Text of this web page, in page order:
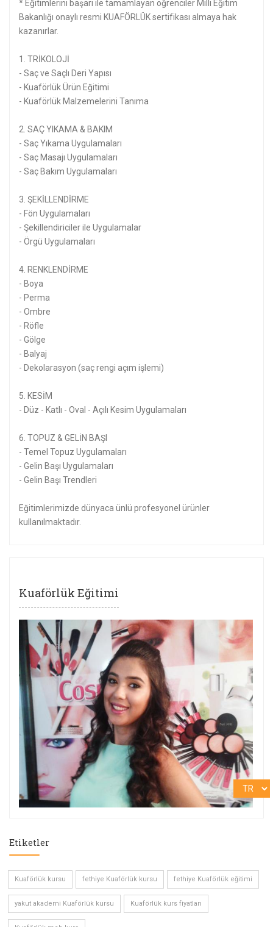
* Eğitimlerini başarı ile tamamlayan öğrenciler Milli Eğitim
Bakanlığı onaylı resmi KUAFÖRLÜK sertifikası almaya hak
kazanırlar.
1. TRİKOLOJİ
- Saç ve Saçlı Deri Yapısı
- Kuaförlük Ürün Eğitimi
- Kuaförlük Malzemelerini Tanıma
2. SAÇ YIKAMA & BAKIM
- Saç Yıkama Uygulamaları
- Saç Masajı Uygulamaları
- Saç Bakım Uygulamaları
3. ŞEKİLLENDİRME
- Fön Uygulamaları
- Şekillendiriciler ile Uygulamalar
- Örgü Uygulamaları
4. RENKLENDİRME
- Boya
- Perma
- Ombre
- Röfle
- Gölge
- Balyaj
- Dekolarasyon (saç rengi açım işlemi)
5. KESİM
- Düz - Katlı - Oval - Açılı Kesim Uygulamaları
6. TOPUZ & GELİN BAŞI
- Temel Topuz Uygulamaları
- Gelin Başı Uygulamaları
- Gelin Başı Trendleri
Eğitimlerimizde dünyaca ünlü profesyonel ürünler
kullanılmaktadır.
Kuaförlük Eğitimi
Etiketler
Kuaförlük kursu fethiye Kuaförlük kursu fethiye Kuaförlük eğitimi
yakut akademi Kuaförlük kursu Kuaförlük kurs fiyatları